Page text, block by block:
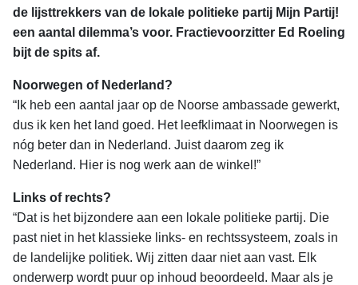
de lijsttrekkers van de lokale politieke partij Mijn Partij!
een aantal dilemma’s voor. Fractievoorzitter Ed Roeling
bijt de spits af.
Noorwegen of Nederland?
“Ik heb een aantal jaar op de Noorse ambassade gewerkt,
dus ik ken het land goed. Het leefklimaat in Noorwegen is
nóg beter dan in Nederland. Juist daarom zeg ik
Nederland. Hier is nog werk aan de winkel!”
Links of rechts?
“Dat is het bijzondere aan een lokale politieke partij. Die
past niet in het klassieke links- en rechtssysteem, zoals in
de landelijke politiek. Wij zitten daar niet aan vast. Elk
onderwerp wordt puur op inhoud beoordeeld. Maar als je